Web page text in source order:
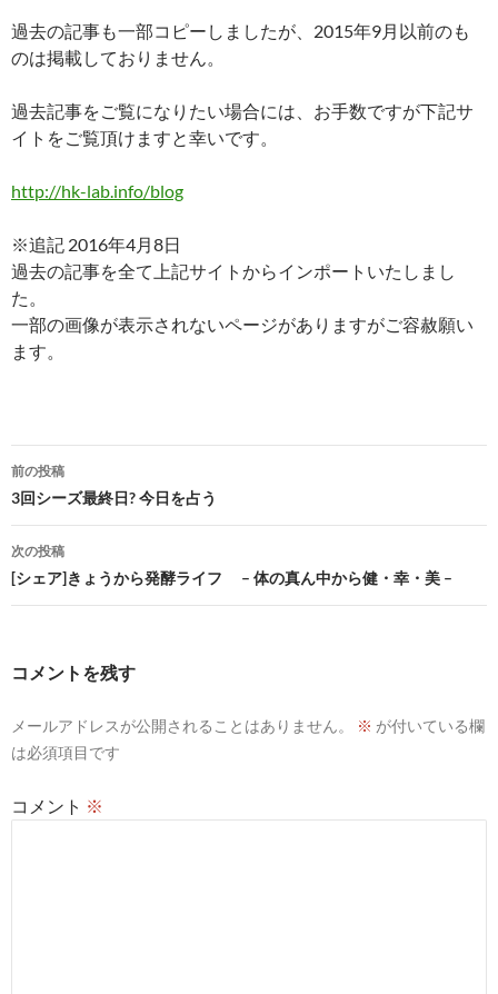
過去の記事も一部コピーしましたが、2015年9月以前のも
のは掲載しておりません。
過去記事をご覧になりたい場合には、お手数ですが下記サ
イトをご覧頂けますと幸いです。
http://hk-lab.info/blog
※追記 2016年4月8日
過去の記事を全て上記サイトからインポートいたしまし
た。
一部の画像が表示されないページがありますがご容赦願い
ます。
投
稿
ナ
ビ
ョ
前の投稿
3回シーズ最終日? 今日を占う
次の投稿
[シェア]きょうから発酵ライフ – 体の真ん中から健・幸・美 –
コメントを残す
メールアドレスが公開されることはありません。 ※ が付いている欄
は必須項目です
コメント ※